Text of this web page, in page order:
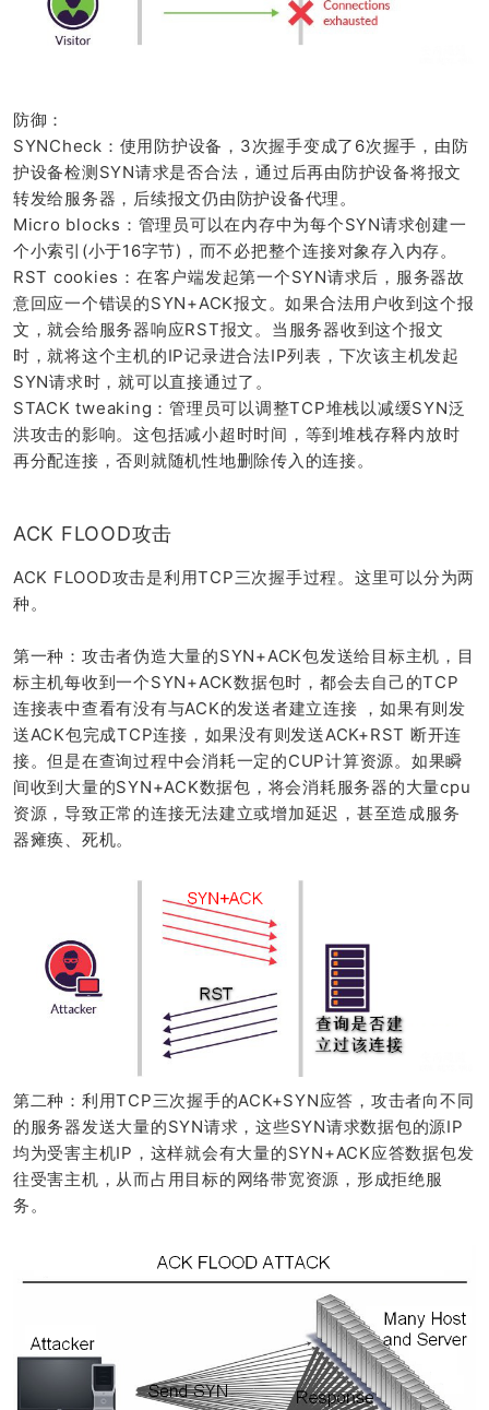
防御：
SYNCheck：使用防护设备，3次握手变成了6次握手，由防
护设备检测SYN请求是否合法，通过后再由防护设备将报文
转发给服务器，后续报文仍由防护设备代理。
Micro blocks：管理员可以在内存中为每个SYN请求创建一
个小索引(小于16字节)，而不必把整个连接对象存入内存。
RST cookies：在客户端发起第一个SYN请求后，服务器故
意回应一个错误的SYN+ACK报文。如果合法用户收到这个报
文，就会给服务器响应RST报文。当服务器收到这个报文
时，就将这个主机的IP记录进合法IP列表，下次该主机发起
SYN请求时，就可以直接通过了。
STACK tweaking：管理员可以调整TCP堆栈以减缓SYN泛
洪攻击的影响。这包括减小超时时间，等到堆栈存释内放时
再分配连接，否则就随机性地删除传入的连接。
ACK FLOOD攻击
ACK FLOOD攻击是利用TCP三次握手过程。这里可以分为两
种。
第一种：攻击者伪造大量的SYN+ACK包发送给目标主机，目
标主机每收到一个SYN+ACK数据包时，都会去自己的TCP
连接表中查看有没有与ACK的发送者建立连接 ，如果有则发
送ACK包完成TCP连接，如果没有则发送ACK+RST 断开连
接。但是在查询过程中会消耗一定的CUP计算资源。如果瞬
间收到大量的SYN+ACK数据包，将会消耗服务器的大量cpu
资源，导致正常的连接无法建立或增加延迟，甚至造成服务
器瘫痪、死机。
第二种：利用TCP三次握手的ACK+SYN应答，攻击者向不同
的服务器发送大量的SYN请求，这些SYN请求数据包的源IP
均为受害主机IP，这样就会有大量的SYN+ACK应答数据包发
往受害主机，从而占用目标的网络带宽资源，形成拒绝服
务。